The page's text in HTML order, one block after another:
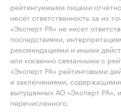
рейтингуемыми лицами
несёт ответственность за их
«Эксперт РА» не несет
последствиями,
рекомендациями и иными
или косвенно связанными с
«Эксперт РА» рейтинговыми
и заключениями,
выпущенных АО «Эксперт РА»,
перечисленного.